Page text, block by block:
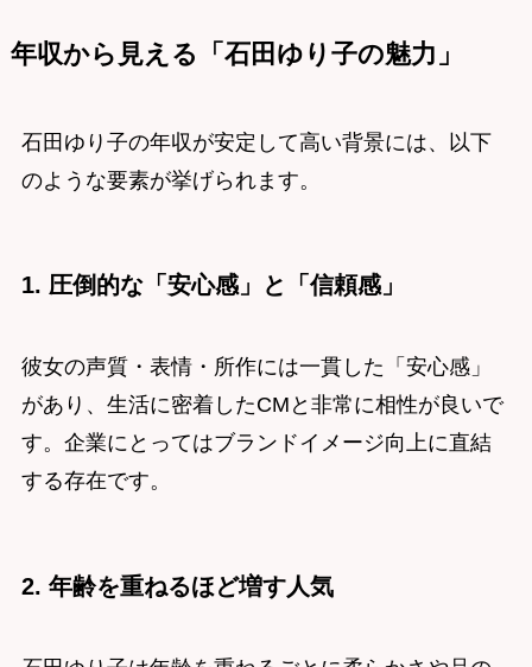
年収から見える「石田ゆり子の魅力」
石田ゆり子の年収が安定して高い背景には、以下
のような要素が挙げられます。
1. 圧倒的な「安心感」と「信頼感」
彼女の声質・表情・所作には一貫した「安心感」
があり、生活に密着したCMと非常に相性が良いで
す。企業にとってはブランドイメージ向上に直結
する存在です。
2. 年齢を重ねるほど増す人気